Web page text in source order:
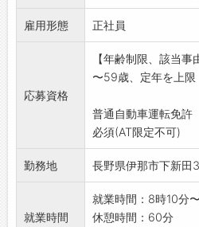
・ユーザー廻り:取
に対応
・外注の部品加工管
業者への材料引取
訪方面)
*性別は問いません。
《応募へのワンポイ
未経験の方も一から
ださい。
雇用形態 正社員
応募資格
【年齢制限、該当事
〜59歳、定年を上限
普通自動車運転免許
必須(AT限定不可)
勤務地 長野県伊那市下新田
就業時間
就業時間：8時10分
休憩時間：60分